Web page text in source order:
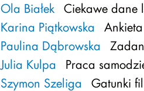
Ola Białek
Ciekawe dane
Karina Piątkowska
Paulina Dąbrowska
Julia Kulpa
Praca
Szymon Szeliga
Gatunki